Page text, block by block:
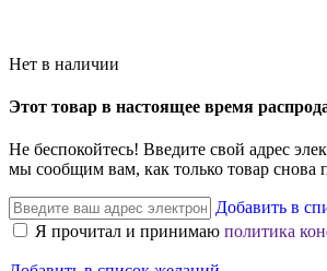
Нет в наличии
Этот товар в настоящее время
Не беспокойтесь! Введите свой адрес
мы сообщим вам, как только товар снова
Добавить в
Я прочитал и принимаю политика